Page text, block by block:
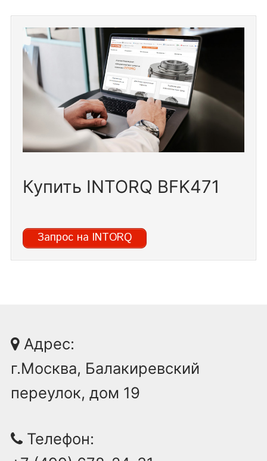
Купить INTORQ BFK471
Запрос на INTORQ
Адрес:
г.Москва, Балакиревский
переулок, дом 19
Телефон: